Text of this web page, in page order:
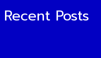
Recent Posts